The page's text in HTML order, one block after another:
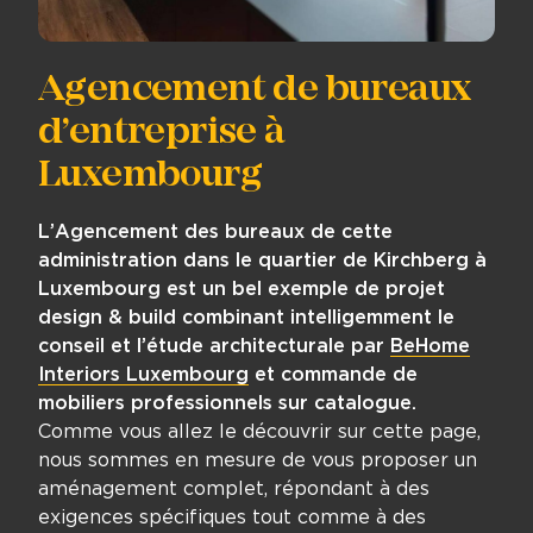
Agencement de bureaux
d’entreprise à
Luxembourg
L’Agencement des bureaux de cette
administration dans le quartier de Kirchberg à
Luxembourg est un bel exemple de projet
design & build combinant intelligemment le
conseil et l’étude architecturale par BeHome
Interiors Luxembourg et commande de
mobiliers professionnels sur catalogue.
Comme vous allez le découvrir sur cette page,
nous sommes en mesure de vous proposer un
aménagement complet, répondant à des
exigences spécifiques tout comme à des